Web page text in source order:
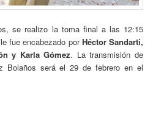
se realizo la toma final a las 12:15
fue encabezado porHéctor Sandarti,
y Karla Gómez. La transmisión de
Bolaños será el 29 de febrero en el